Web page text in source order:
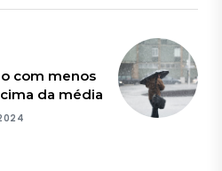
com menos
da média